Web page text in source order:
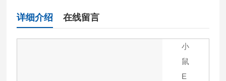
详细介绍 在线留言
小
鼠
E